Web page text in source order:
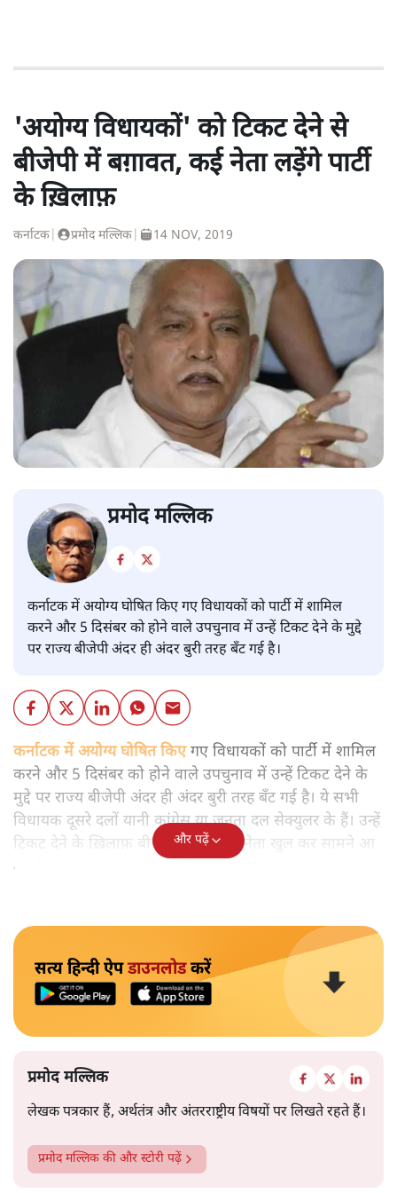
'अयोग्य विधायकों' को टिकट देने से
बीजेपी में बग़ावत, कई नेता लड़ेंगे पार्टी
के ख़िलाफ़
कर्नाटक प्रमोद मल्लिक 14 NOV, 2019
प्रमोद मल्लिक
कर्नाटक में अयोग्य घोषित किए गए विधायकों को पार्टी में शामिल
करने और 5 दिसंबर को होने वाले उपचुनाव में उन्हें टिकट देने के मुद्दे
पर राज्य बीजेपी अंदर ही अंदर बुरी तरह बँट गई है।
कर्नाटक में अयोग्य घोषित किएगए विधायकों को पार्टी में शामिल
करने और 5 दिसंबर को होने वाले उपचुनाव में उन्हें टिकट देने के
मुद्दे पर राज्य बीजेपी अंदर ही अंदर बुरी तरह बँट गई है। ये सभी
विधायक दूसरे दलों यानी कांग्रेस या जनता दल सेक्युलर के हैं। उन्हें
टिकट देने के ख़िलाफ़ बीजेपी के स्थानीय नेता खुल कर सामने आ
गए हैं। बग़ावत और अफरातफरी का माहौल है।
और पढ़ें
सत्य हिन्दी ऐपडाउनलोडकरें
प्रमोद मल्लिक
लेखक पत्रकार हैं, अर्थतंत्र और अंतरराष्ट्रीय विषयों पर लिखते रहते हैं।
प्रमोद मल्लिक की और स्टोरी पढ़ें